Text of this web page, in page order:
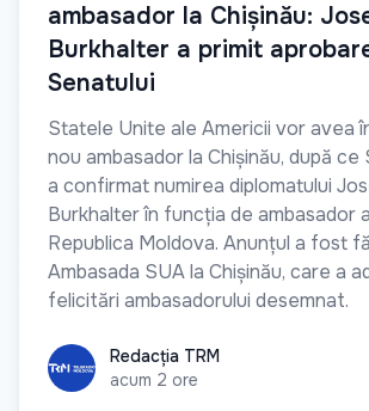
ambasador la Chișinău:
Burkhalter a primit
Senatului
Statele Unite ale Americii vor avea
nou ambasador la Chișinău, după ce
a confirmat numirea diplomatului
Burkhalter în funcția de ambasador
Republica Moldova. Anunțul a fost
Ambasada SUA la Chișinău, care a
felicitări ambasadorului desemnat.
Redacția TRM
Redacția TRM
acum 2 ore